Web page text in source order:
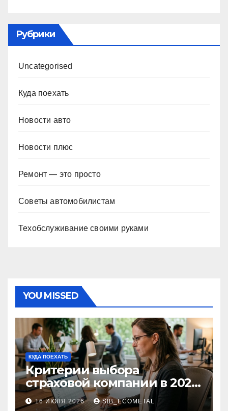
Рубрики
Uncategorised
Куда поехать
Новости авто
Новости плюс
Ремонт — это просто
Советы автомобилистам
Техобслуживание своими руками
YOU MISSED
КУДА ПОЕХАТЬ
Критерии выбора
страховой компании в 2026
году: надежность и
реальные отзывы о
16 ИЮЛЯ 2026 SIB_ECOMETAL